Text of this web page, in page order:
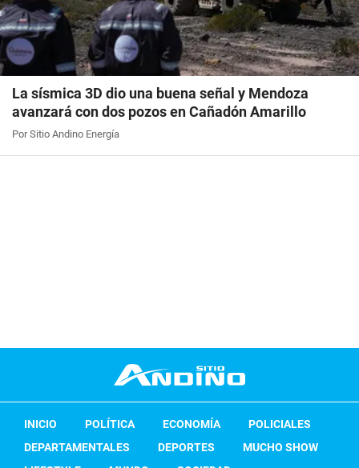
La sísmica 3D dio una buena señal y Mendoza
avanzará con dos pozos en Cañadón Amarillo
Por Sitio Andino Energía
INICIO POLÍTICA ECONOMÍA
POLICIALES
DEPARTAMENTALES
DEPORTES
MUCHO SHOW